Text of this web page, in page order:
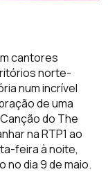
cantores
norte-
num incrível
de uma
do The
na RTP1 ao
feira à noite,
no dia 9 de maio.